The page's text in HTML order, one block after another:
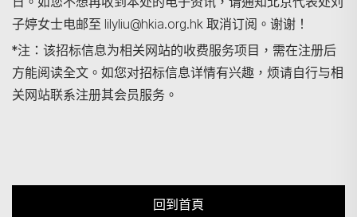
子婷女士电邮至 lilyliu@hkia.org.hk 取消订阅。谢谢！
*注：该招标信息为相关网站的收费服务项目，需在注册后
方能阅读全文。如您对招标信息详情有兴趣，烦请自行与相
关网站联系注册其会员服务。
回到首頁